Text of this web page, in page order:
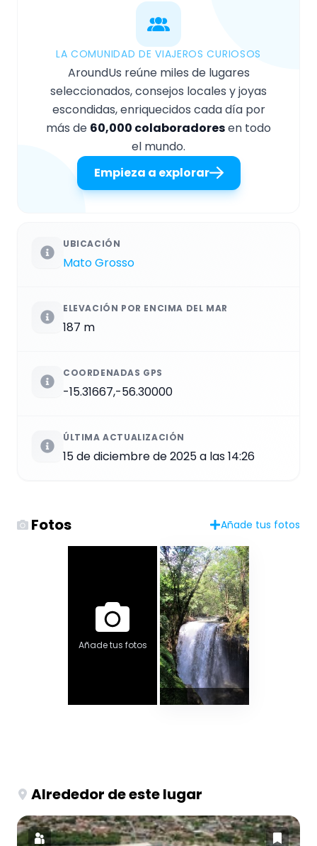
LA COMUNIDAD DE VIAJEROS CURIOSOS
AroundUs reúne miles de lugares
seleccionados, consejos locales y joyas
escondidas, enriquecidos cada día por
más de 60,000 colaboradoresen todo
el mundo.
Empieza a explorar
UBICACIÓN
Mato Grosso
ELEVACIÓN POR ENCIMA DEL MAR
187 m
COORDENADAS GPS
-15.31667,-56.30000
ÚLTIMA ACTUALIZACIÓN
15 de diciembre de 2025 a las 14:26
Fotos Añade tus fotos
Añade tus fotos
Alrededor de este lugar